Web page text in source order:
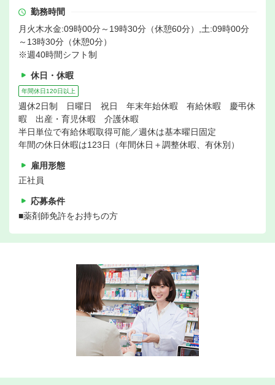
勤務時間
月火木水金:09時00分～19時30分（休憩60分）,土:09時00分
～13時30分（休憩0分）
※週40時間シフト制
休日・休暇
年間休日120日以上
週休2日制 日曜日 祝日 年末年始休暇 有給休暇 慶弔休
暇 出産・育児休暇 介護休暇
半日単位で有給休暇取得可能／週休は基本曜日固定
年間の休日休暇は123日（年間休日＋調整休暇、有休別）
雇用形態
正社員
応募条件
■薬剤師免許をお持ちの方